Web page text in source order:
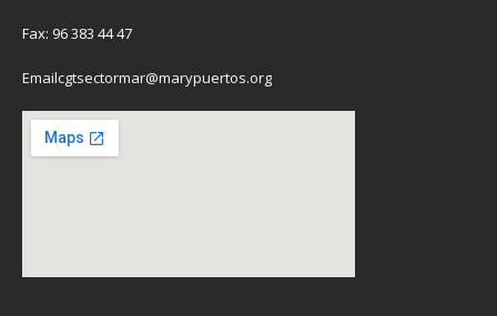
Fax: 96 383 44 47
Emailcgtsectormar@marypuertos.org